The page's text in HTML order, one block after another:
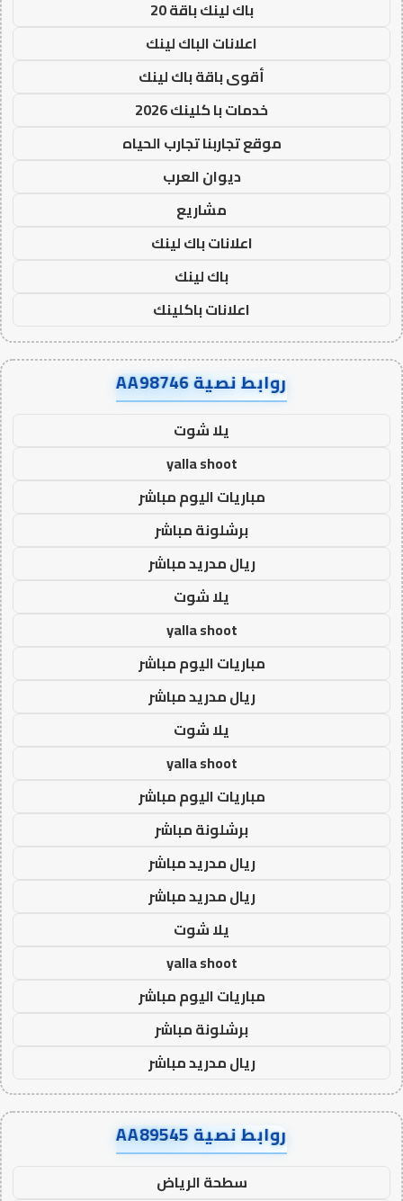
باك لينك باقة 20
اعلانات الباك لينك
أقوى باقة باك لينك
خدمات با كلينك 2026
موقع تجاربنا تجارب الحياه
ديوان العرب
مشاريع
اعلانات باك لينك
باك لينك
اعلانات باكلينك
روابط نصية AA98746
يلا شوت
yalla shoot
مباريات اليوم مباشر
برشلونة مباشر
ريال مدريد مباشر
يلا شوت
yalla shoot
مباريات اليوم مباشر
ريال مدريد مباشر
يلا شوت
yalla shoot
مباريات اليوم مباشر
برشلونة مباشر
ريال مدريد مباشر
ريال مدريد مباشر
يلا شوت
yalla shoot
مباريات اليوم مباشر
برشلونة مباشر
ريال مدريد مباشر
روابط نصية AA89545
سطحة الرياض